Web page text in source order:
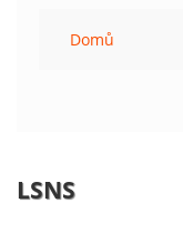
Domů
LSNS